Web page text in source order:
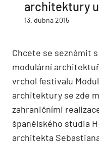
architektury
13. dubna 2015
Chcete se seznámit
modulární
vrchol festivalu
architektury se zde
zahraničními
španělského studia
architekta